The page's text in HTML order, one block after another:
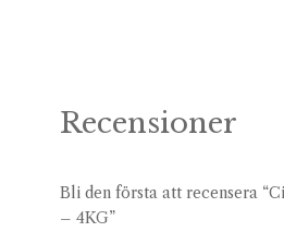
Recensioner
Bli den första att recensera
– 4KG”